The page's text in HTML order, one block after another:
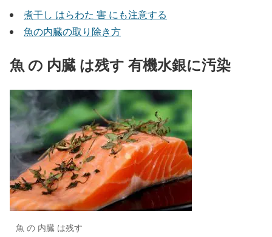
煮干し はらわた 害 にも注意する
魚の内臓の取り除き方
魚 の 内臓 は残す 有機水銀に汚染
魚 の 内臓 は残す